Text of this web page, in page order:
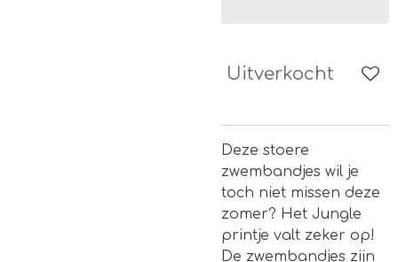
Uitverkocht
Deze stoere
zwembandjes wil je
toch niet missen deze
zomer? Het Jungle
printje valt zeker op!
De zwembandjes zijn